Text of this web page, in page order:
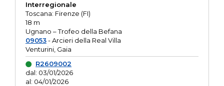
Interregionale
Toscana: Firenze (FI)
18 m
Ugnano – Trofeo della Befana
09053- Arcieri della Real Villa
Venturini, Gaia
R2609002
dal: 03/01/2026
al: 04/01/2026